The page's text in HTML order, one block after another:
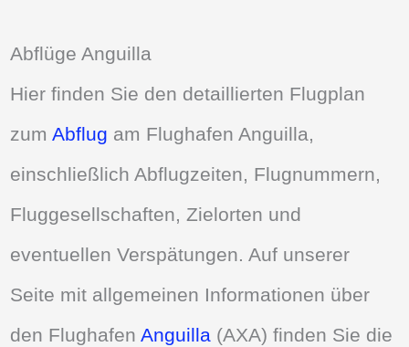
Abflüge Anguilla
Hier finden Sie den detaillierten Flugplan
zumAbflug am Flughafen Anguilla,
einschließlich Abflugzeiten, Flugnummern,
Fluggesellschaften, Zielorten und
eventuellen Verspätungen. Auf unserer
Seite mit allgemeinen Informationen über
den FlughafenAnguilla (AXA) finden Sie die